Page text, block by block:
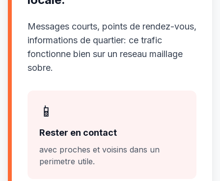
Messages courts, points de rendez-vous,
informations de quartier: ce trafic
fonctionne bien sur un reseau maillage
sobre.
📱
Rester en contact
avec proches et voisins dans un
perimetre utile.